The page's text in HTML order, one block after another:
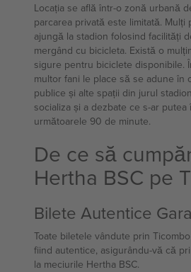
Locația se află într-o zonă urbană
parcarea privată este limitată. Mulți
ajungă la stadion folosind facilități
mergând cu bicicleta. Există o
sigure pentru biciclete disponibile.
multor fani le place să se adune în
publice și alte spații din jurul
socializa și a dezbate ce s-ar putea
următoarele 90 de minute.
De ce să
Hertha BSC pe
Bilete Autentice
Toate biletele vândute prin
fiind autentice, asigurându-vă că
la meciurile Hertha BSC.